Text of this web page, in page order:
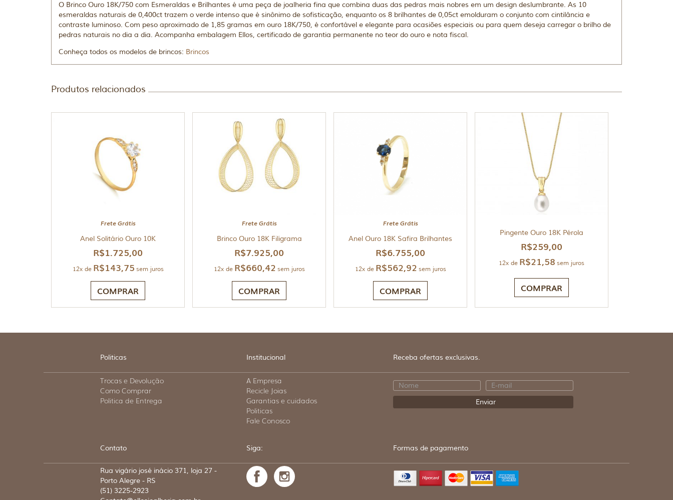
O Brinco Ouro 18K/750 com Esmeraldas e Brilhantes é uma peça de joalheria fina que combina duas das pedras mais nobres em um design deslumbrante. As 10
esmeraldas naturais de 0,400ct trazem o verde intenso que é sinônimo de sofisticação, enquanto os 8 brilhantes de 0,05ct emolduram o conjunto com cintilância e
contraste luminoso. Com peso aproximado de 1,85 gramas em ouro 18K/750, é confortável e elegante para ocasiões especiais ou para quem deseja carregar o brilho de
pedras naturais no dia a dia. Acompanha embalagem Ellos, certificado de garantia permanente no teor do ouro e nota fiscal.
Conheça todos os modelos de brincos: Brincos
Produtos relacionados
Frete Grátis
Anel Solitário Ouro 10K
R$1.725,00
12x de R$143,75 sem juros
COMPRAR
Frete Grátis
Brinco Ouro 18K Filigrama
R$7.925,00
12x de R$660,42 sem juros
COMPRAR
Frete Grátis
Anel Ouro 18K Safira Brilhantes
R$6.755,00
12x de R$562,92 sem juros
COMPRAR
Pingente Ouro 18K Pérola
R$259,00
12x de R$21,58 sem juros
COMPRAR
Politicas Institucional Receba ofertas exclusivas.
Trocas e Devolução
Como Comprar
Politica de Entrega
A Empresa
Recicle Joias
Garantias e cuidados
Politicas
Fale Conosco
Contato Siga: Formas de pagamento
Rua vigário josé inácio 371, loja 27 -
Porto Alegre - RS
(51) 3225-2923